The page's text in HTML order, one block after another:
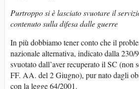
Purtroppo si è lasciato svuotare il
contenuto sulla difesa dalle guerre
In più dobbiamo tener conto che il
nazionale alternativa, indicato dalla 230/
svuotato dall’aver recuperato il SC (non
FF. AA. del 2 Giugno), pur nato dagli
con la legge 64/2001.